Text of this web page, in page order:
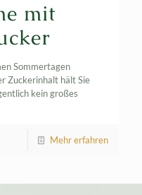
mit
Sommertagen
Zuckerinhalt hält Sie
kein großes
Mehr erfahren